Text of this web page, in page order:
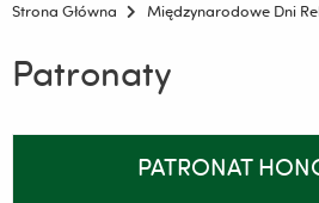
Strona Główna Międzynarodowe Dni
Patronaty
PATRONAT